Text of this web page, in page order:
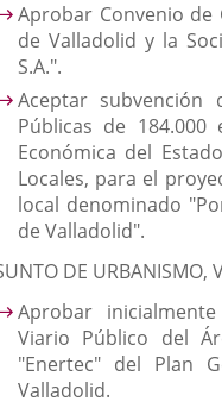
Aprobar Convenio
de Valladolid y la
S.A.".
Aceptar subvención
Públicas de
Económica del
Locales, para el
local denominado
de Valladolid".
DE URBANISMO,
Aprobar
Viario Público del
"Enertec" del Plan
Valladolid.